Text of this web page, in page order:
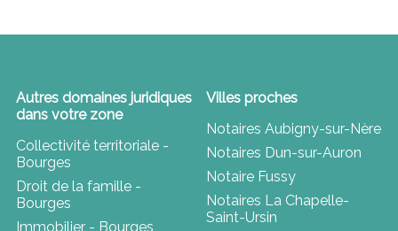
Autres domaines juridiques
dans votre zone
Collectivité territoriale -
Bourges
Droit de la famille -
Bourges
Immobilier - Bourges
Villes proches
Notaires Aubigny-sur-Nère
Notaires Dun-sur-Auron
Notaire Fussy
Notaires La Chapelle-
Saint-Ursin